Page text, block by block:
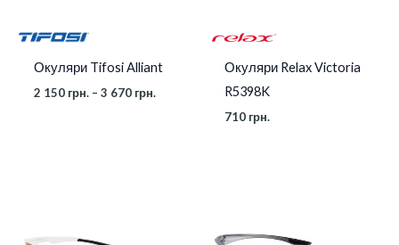
Окуляри Tifosi Alliant
2 150 грн. – 3 670 грн.
Окуляри Relax Victoria
R5398K
710 грн.